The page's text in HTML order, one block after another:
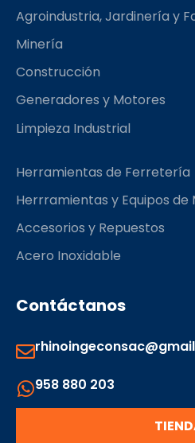
o
k
r
Agroindustria, Jardinería y
Minería
Construcción
Generadores y Motores
Limpieza Industrial
Herramientas de Ferretería
Herrramientas y Equipos
Accesorios y Repuestos
Acero Inoxidable
Contáctanos
958 880 203